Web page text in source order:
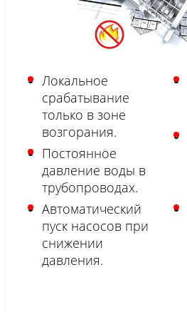
Локальное
срабатывание
только в зоне
возгорания.
Постоянное
давление воды в
трубопроводах.
Автоматический
пуск насосов при
снижении
давления.